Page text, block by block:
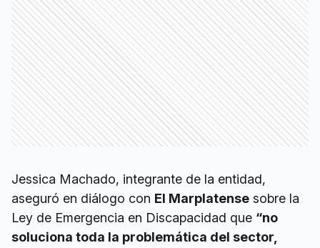
Jessica Machado, integrante de la entidad,
aseguró en diálogo con El Marplatense sobre la
Ley de Emergencia en Discapacidad que “no
soluciona toda la problemática del sector,